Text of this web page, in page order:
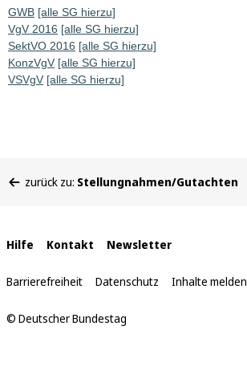
GWB [alle SG hierzu]
VgV 2016 [alle SG hierzu]
SektVO 2016 [alle SG hierzu]
KonzVgV [alle SG hierzu]
VSVgV [alle SG hierzu]
befinden
zurück zu: Stellungnahmen/Gutachten
Interne
Links
Hilfe Kontakt Newsletter
Barrierefreiheit Datenschutz Inhalte melden
© Deutscher Bundestag